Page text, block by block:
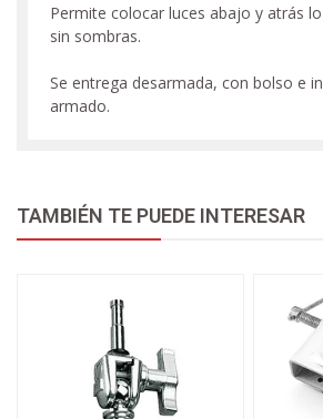
Permite colocar luces abajo y atrás
sin sombras.
Se entrega desarmada, con bolso e
armado.
TAMBIÉN TE PUEDE INTERESAR